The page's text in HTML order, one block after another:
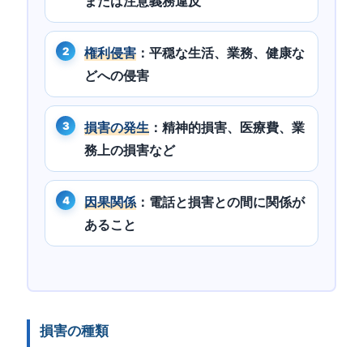
権利侵害 ：平穏な生活、業務、健康な
どへの侵害
損害の発生 ：精神的損害、医療費、業
務上の損害など
因果関係：電話と損害との間に関係が
あること
損害の種類